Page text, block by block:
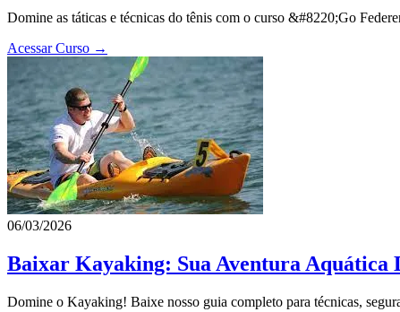
Domine as táticas e técnicas do tênis com o curso &#8220;Go
Acessar Curso →
06/03/2026
Baixar Kayaking: Sua Aventura Aquática
Domine o Kayaking! Baixe nosso guia completo para técnicas,